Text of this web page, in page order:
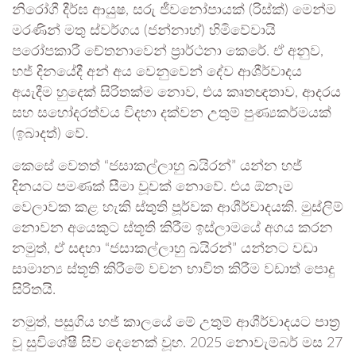
නිරෝගී දීර්ඝ ආයුෂ, සරු ජීවනෝපායක් (රිස්ක්) මෙන්ම
මරණින් මතු ස්වර්ගය (ජන්නාහ්) හිමිවේවායි
පරෝපකාරී චේතනාවෙන් ප්‍රාර්ථනා කෙරේ. ඒ අනුව,
හජ් දිනයේදී අන් අය වෙනුවෙන් දේව ආශීර්වාදය
අයැදීම හුදෙක් සිරිතක්ම නොව, එය කෘතඥතාව, ආදරය
සහ සහෝදරත්වය විදහා දක්වන උතුම් පුණ්‍යකර්මයක්
(ඉබාදත්) වේ.
කෙසේ වෙතත් “ජසාකල්ලාහු ඛයිරන්” යන්න හජ්
දිනයට පමණක් සීමා වූවක් නොවේ. එය ඕනෑම
වෙලාවක කළ හැකි ස්තුති පූර්වක ආශීර්වාදයකි. මුස්ලිම්
නොවන අයෙකුට ස්තූති කිරීම ඉස්ලාමයේ අගය කරන
නමුත්, ඒ සඳහා “ජසාකල්ලාහු ඛයිරන්” යන්නට වඩා
සාමාන්‍ය ස්තූති කිරීමේ වචන භාවිත කිරීම වඩාත් පොදු
සිරිතයි.
නමුත්, පසුගිය හජ් කාලයේ මේ උතුම් ආශීර්වාදයට පාත්‍ර
වූ සුවිශේෂී සිව් දෙනෙක් වූහ. 2025 නොවැම්බර් මස 27